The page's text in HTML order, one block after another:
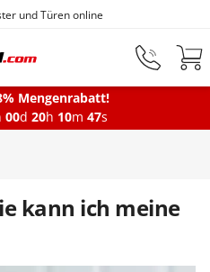
springen
seit 1872
Mengenrabatt!
00d 20h 10m 46s
kann ich meine